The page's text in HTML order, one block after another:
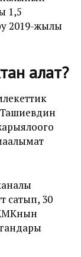
1,5
2019-жылы
алат?
сатып, 30